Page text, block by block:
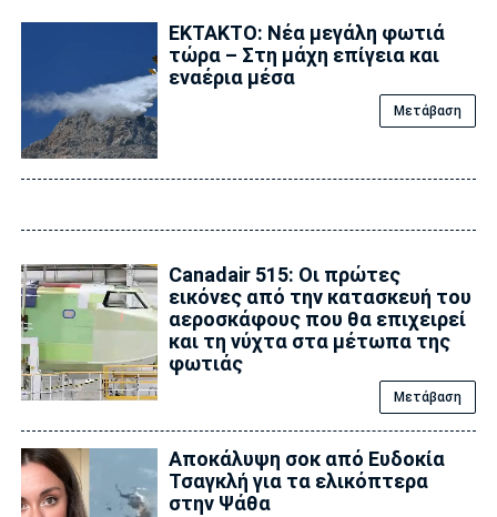
ΕΚΤΑΚΤΟ: Νέα μεγάλη φωτιά
τώρα – Στη μάχη επίγεια και
εναέρια μέσα
Μετάβαση
Canadair 515: Οι πρώτες
εικόνες από την κατασκευή του
αεροσκάφους που θα επιχειρεί
και τη νύχτα στα μέτωπα της
φωτιάς
Μετάβαση
Αποκάλυψη σoκ από Ευδοκία
Τσαγκλή για τα ελικόπτερα
στην Ψάθα